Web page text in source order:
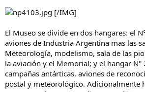
[/IMG]
El Museo se divide en dos hangares: el
aviones de Industria Argentina mas las
Meteorología, modelismo, sala de las
la aviación y el Memorial; y el hangar N°
campañas antárticas, aviones de
postal y meteorológico. Adicionalmente